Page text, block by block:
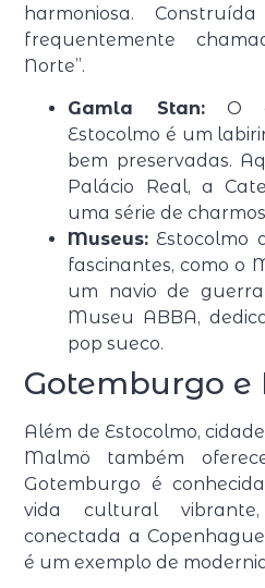
harmoniosa.
frequentemente
Norte”.
Gamla Stan:O
Estocolmo é um
bem preservadas.
Palácio Real, a
uma série de
Museus: Estocolmo
fascinantes, como o
um navio de
Museu ABBA,
pop sueco.
Gotemburgo
Além de Estocolmo,
Malmö também
Gotemburgo é
vida cultural
conectada a
é um exemplo de